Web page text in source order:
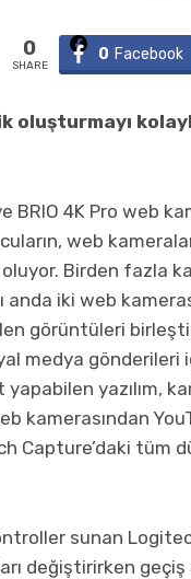
0
SHARE
0 Facebook
oluşturmayı
BRIO 4K Pro web
web
oluyor. Birden fazla
anda iki web
görüntüleri
medya gönderileri
yazılım,
kamerasından
Capture’daki
sunan
değiştirirken geçiş